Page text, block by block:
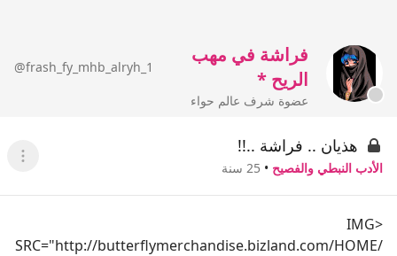
فراشة في مهب
الريح *
@frash_fy_mhb_alryh_1
عضوة شرف عالم حواء
هذيان .. فراشة ..!!
الأدب النبطي والفصيح • 25 سنة عرض
<IMG
SRC="http://butterflymerchandise.bizland.com/HOME/